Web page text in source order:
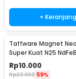
+ Keranjang
Taffware Magnet
Super Kuat N25
50 PCS - M35
Rp10.000
Rp23.900 59%